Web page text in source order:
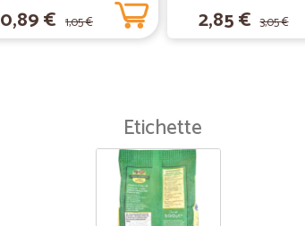
0,89 € 1,05 € 2,85 € 3,05 €
Etichette